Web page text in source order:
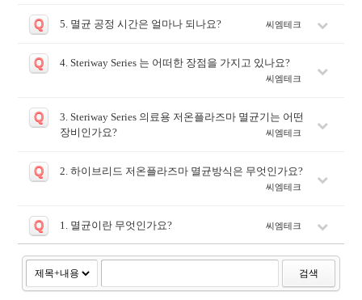
Q 5. 멸균 공정 시간은 얼마나 되나요? 씨엠테크
Q 4. Steriway Series 는 어떠한 장점을 가지고 있나요?
씨엠테크
Q
3. Steriway Series 의료용 저온플라즈마 멸균기는 어떤
장비인가요?
씨엠테크
Q 2. 하이브리드 저온플라즈마 멸균방식은 무엇인가요?
씨엠테크
Q 1. 멸균이란 무엇인가요? 씨엠테크
검색